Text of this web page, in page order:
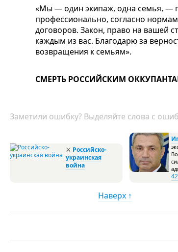
«Мы — один экипаж, одна семья, —
профессионально, согласно
договоров. Закон, право на вашей
каждым из вас. Благодарю за
возвращения к семьям».
СМЕРТЬ РОССИЙСКИМ
Заметили ошибку? Выделяйте слова с
⚔ Российско-
украинская
война
Наверх ↑